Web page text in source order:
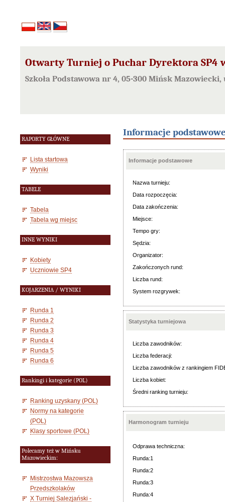
Otwarty Turniej o Puchar Dyrektora SP4
Szkoła Podstawowa nr 4, 05-300 Mińsk
RAPORTY GŁÓWNE
Lista startowa
Wyniki
TABELE
Tabela
Tabela wg miejsc
INNE WYNIKI
Kobiety
Uczniowie SP4
KOJARZENIA / WYNIKI
Runda 1
Runda 2
Runda 3
Runda 4
Runda 5
Runda 6
Rankingi i kategorie (POL)
Ranking uzyskany (POL)
Normy na kategorie
(POL)
Klasy sportowe (POL)
Polecamy też w Mińsku
Mazowieckim:
Mistrzostwa Mazowsza
Przedszkolaków
X Turniej Salezjański -
Informacje
Informacje podstawowe
Nazwa turnieju:
Data rozpoczęcia:
Data zakończenia:
Miejsce:
Tempo gry:
Sędzia:
Organizator:
Zakończonych rund:
Liczba rund:
System rozgrywek:
Statystyka turniejowa
Liczba zawodników:
Liczba federacji:
Liczba zawodników z rankingiem
Liczba kobiet:
Średni ranking turnieju:
Harmonogram turnieju
Odprawa techniczna:
Runda:1
Runda:2
Runda:3
Runda:4